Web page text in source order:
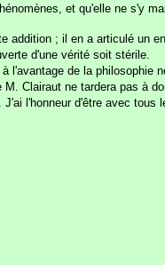
et qu'elle ne s'y
addition ; il en a articulé un
d'une vérité soit stérile.
l'avantage de la philosophie
Clairaut ne tardera pas à
l'honneur d'être avec